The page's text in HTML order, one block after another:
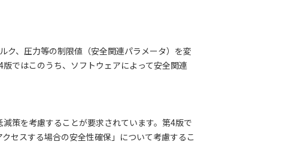
ク、圧力等の制限値（安全関連パラメータ）を変
ではこのうち、ソフトウェアによって安全関連
策を考慮することが要求されています。第4版で
セスする場合の安全性確保」について考慮するこ